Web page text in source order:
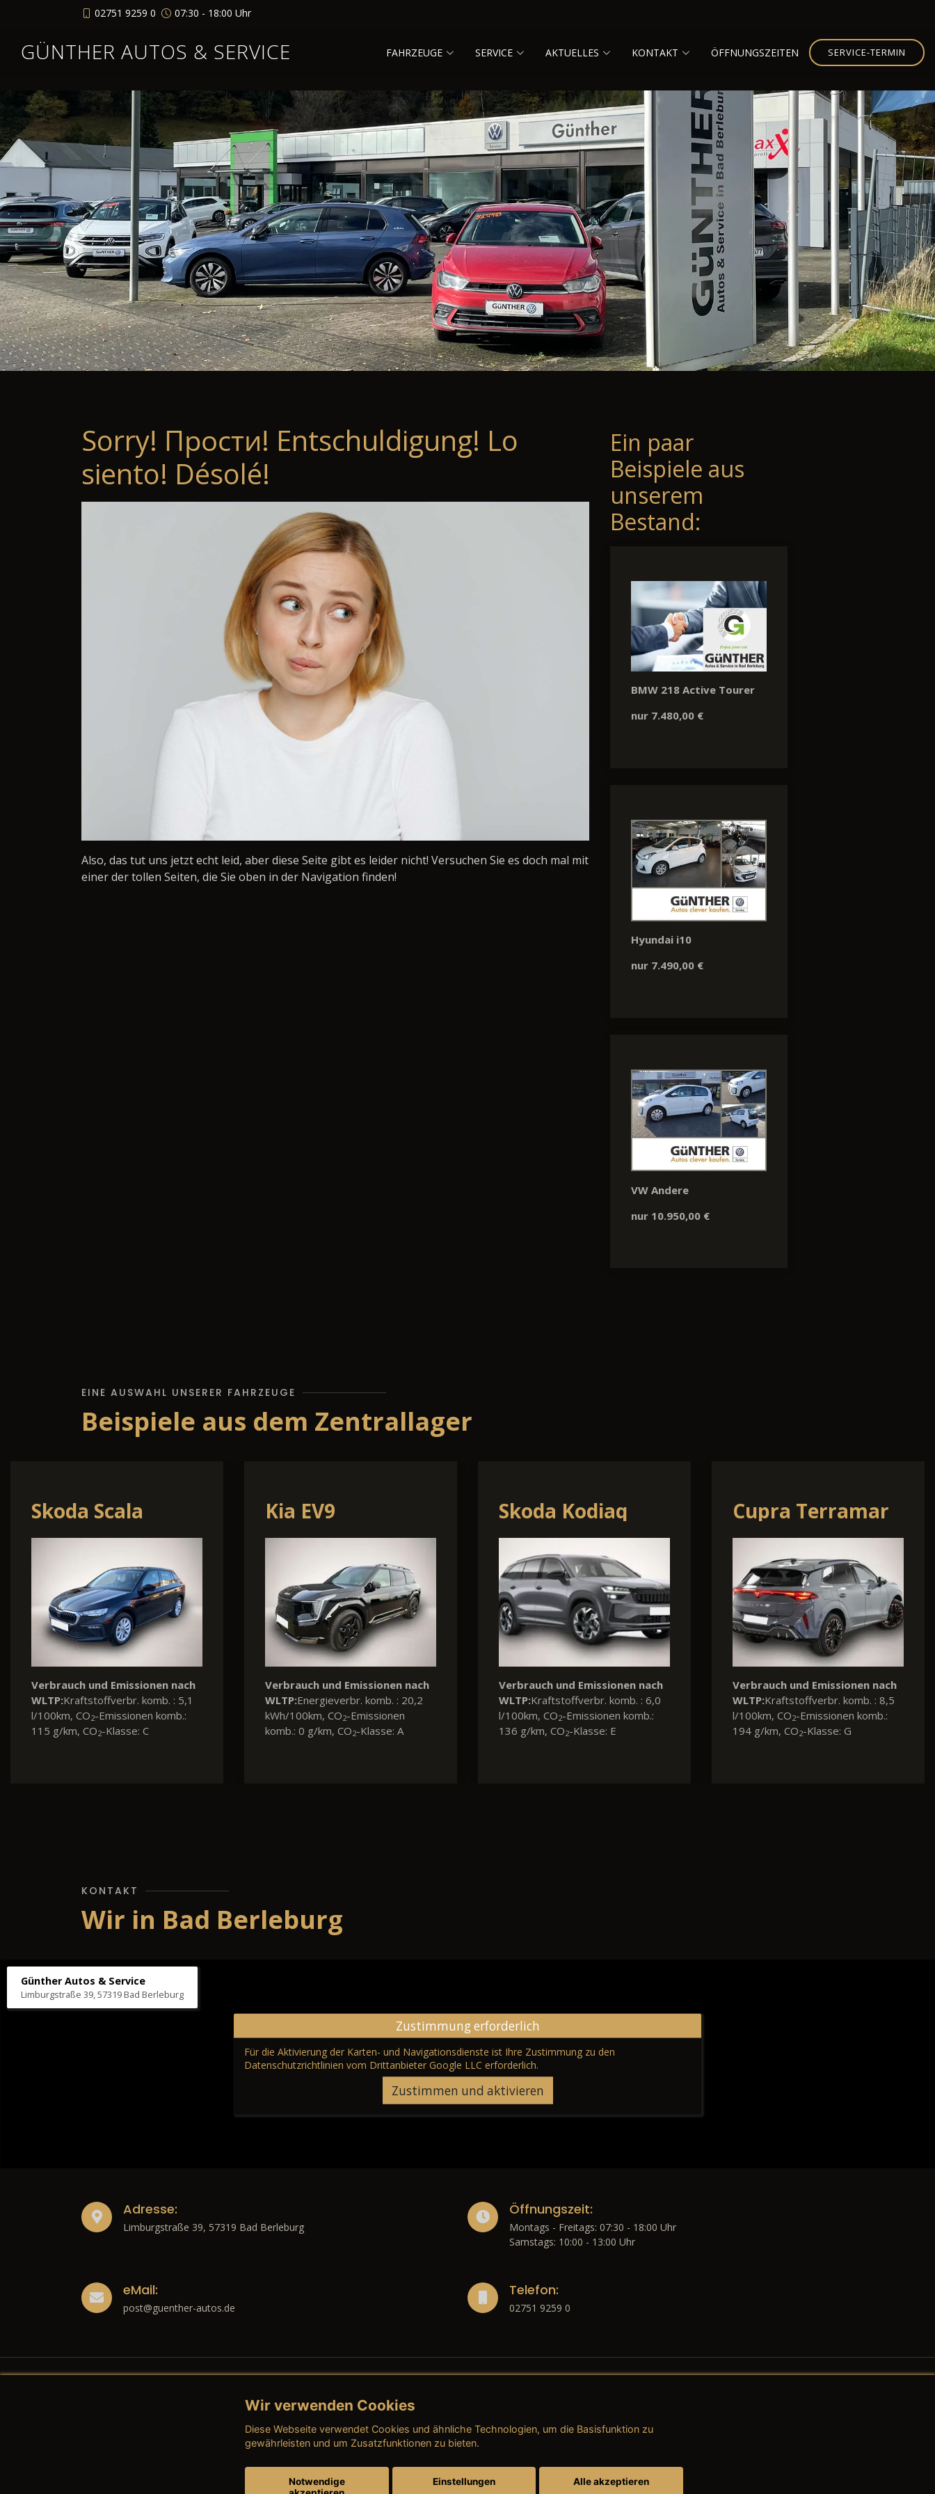
02751 9259 0 07:30 - 18:00 Uhr
GÜNTHER AUTOS & SERVICE FAHRZEUGE SERVICE AKTUELLES KONTAKT ÖFFNUNGSZEITEN SERVICE-TERMIN
Sorry! Прости! Entschuldigung! Lo
siento! Désolé!
Also, das tut uns jetzt echt leid, aber diese Seite gibt es leider nicht! Versuchen Sie es doch mal mit
einer der tollen Seiten, die Sie oben in der Navigation finden!
Ein paar
Beispiele aus
unserem
Bestand:
BMW 218 Active Tourer
nur 7.480,00 €
Hyundai i10
nur 7.490,00 €
VW Andere
nur 10.950,00 €
EINE AUSWAHL UNSERER FAHRZEUGE
Beispiele aus dem Zentrallager
Skoda Kamiq
Verbrauch und Emissionen nach
WLTP:Kraftstoffverbr. komb. : 5,6
l/100km, CO2-Emissionen komb.:
126 g/km, CO2-Klasse: D
Skoda Scala
Verbrauch und Emissionen nach
WLTP:Kraftstoffverbr. komb. : 5,7
l/100km, CO 2-Emissionen komb.:
128 g/km, CO2 -Klasse: D
Skoda Karoq
Verbrauch und Emissionen nach
WLTP:Kraftstoffverbr. komb. : 5,1
l/100km, CO2-Emissionen komb.:
135 g/km, CO2-Klasse: D
Kia cee'd / Ceed
Verbrauch und Emissionen nach
WLTP:Kraftstoffverbr. komb. : 6,0
l/100km, CO2-Emissionen komb.:
123 g/km, CO2-Klasse: D
KONTAKT
Wir in Bad Berleburg
Günther Autos & Service
Limburgstraße 39, 57319 Bad Berleburg
Zustimmung erforderlich
Für die Aktivierung der Karten- und Navigationsdienste ist Ihre Zustimmung zu den
Datenschutzrichtlinien vom Drittanbieter Google LLC erforderlich.
Zustimmen und aktivieren
Adresse:
Limburgstraße 39, 57319 Bad Berleburg
Öffnungszeit:
Montags - Freitags: 07:30 - 18:00 Uhr
Samstags: 10:00 - 13:00 Uhr
eMail:
post@guenther-autos.de
Telefon:
02751 9259 0
Rechtliches
→ Impressum
→ AGB (Neuwagen)
→ AGB (Teile & Zubehör)
Wir verwenden Cookies
Diese Webseite verwendet Cookies und ähnliche Technologien, um die Basisfunktion zu
gewährleisten und um Zusatzfunktionen zu bieten.
Notwendige
Einstellungen Alle akzeptieren